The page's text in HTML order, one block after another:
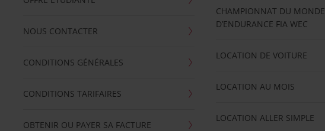
NOUS CONTACTER
CONDITIONS GÉNÉRALES
CONDITIONS TARIFAIRES
OBTENIR OU PAYER SA FACTURE
CHAMPIONNAT DU MONDE
D’ENDURANCE FIA WEC
LOCATION DE VOITURE
LOCATION AU MOIS
LOCATION ALLER SIMPLE